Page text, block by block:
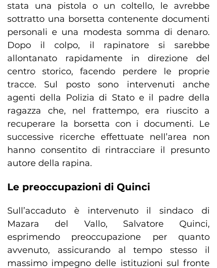
stata una pistola o un coltello, le avrebbe
sottratto una borsetta contenente documenti
personali e una modesta somma di denaro.
Dopo il colpo, il rapinatore si sarebbe
allontanato rapidamente in direzione del
centro storico, facendo perdere le proprie
tracce. Sul posto sono intervenuti anche
agenti della Polizia di Stato e il padre della
ragazza che, nel frattempo, era riuscito a
recuperare la borsetta con i documenti. Le
successive ricerche effettuate nell’area non
hanno consentito di rintracciare il presunto
autore della rapina.
Le preoccupazioni di Quinci
Sull’accaduto è intervenuto il sindaco di
Mazara del Vallo, Salvatore Quinci,
esprimendo preoccupazione per quanto
avvenuto, assicurando al tempo stesso il
massimo impegno delle istituzioni sul fronte